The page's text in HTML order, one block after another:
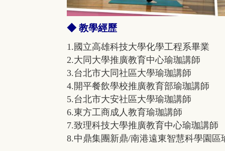
◆ 教學經歷
1.國立高雄科技大學化學工程系畢業
2.大同大學推廣教育中心瑜珈講師
3.台北市大同社區大學瑜珈講師
4.開平餐飲學校推廣教育部瑜珈講師
5.台北市大安社區大學瑜珈講師
6.東方工商成人教育瑜珈講師
7.致理科技大學推廣教育中心瑜珈講師
8.中鼎集團新鼎/南港遠東智慧科學園區